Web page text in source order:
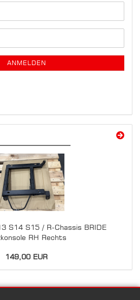
ANMELDEN
S14 S15 / R-Chassis BRIDE
RH Rechts
149,00 EUR